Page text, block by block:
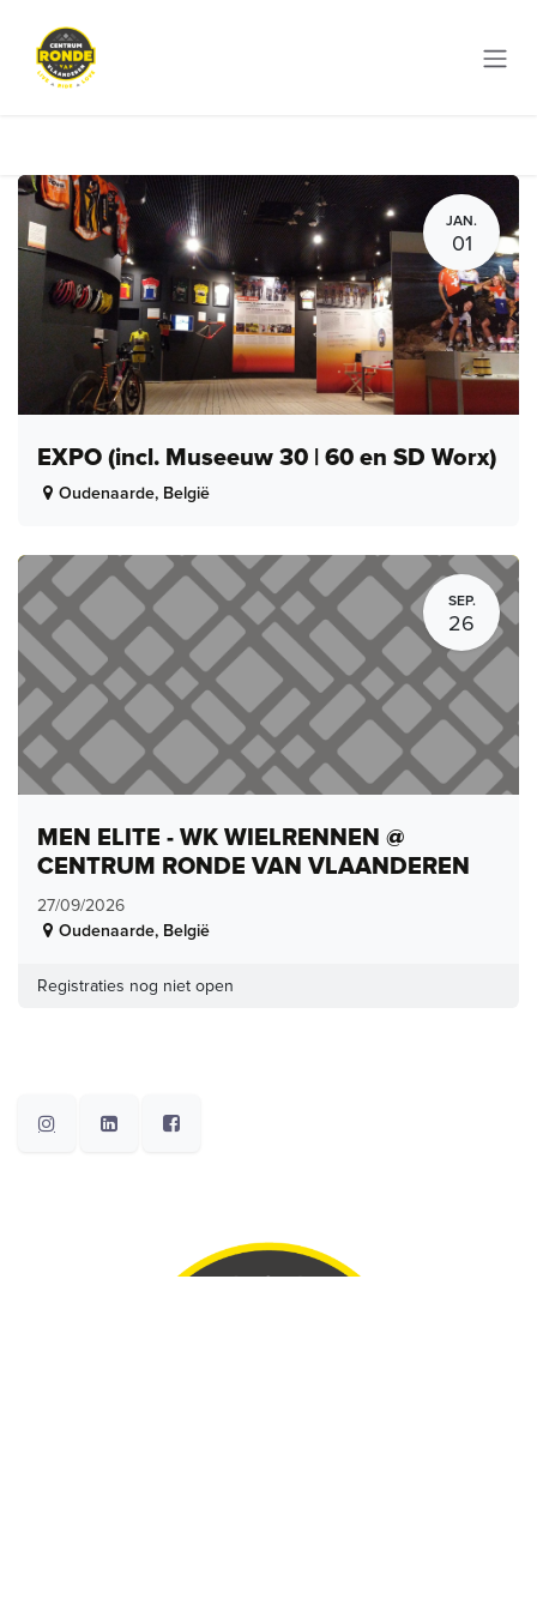
JAN.
01
EXPO (incl. Museeuw 30 | 60 en SD Worx)
Oudenaarde, België
SEP.
26
MEN ELITE - WK WIELRENNEN @
CENTRUM RONDE VAN VLAANDEREN
27/09/2026
Oudenaarde, België
Registraties nog niet open